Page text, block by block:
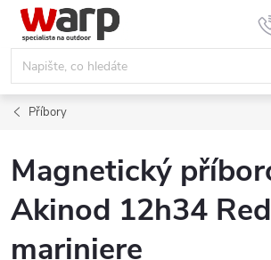
Přejít
obsah
Příbory
Magnetický
Akinod 12h34 Red
mariniere